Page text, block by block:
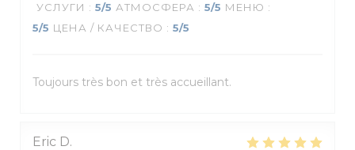
УСЛУГИ : 5/5 АТМОСФЕРА : 5/5 МЕНЮ :
5/5 ЦЕНА / КАЧЕСТВО : 5/5
Toujours très bon et très accueillant.
Eric D